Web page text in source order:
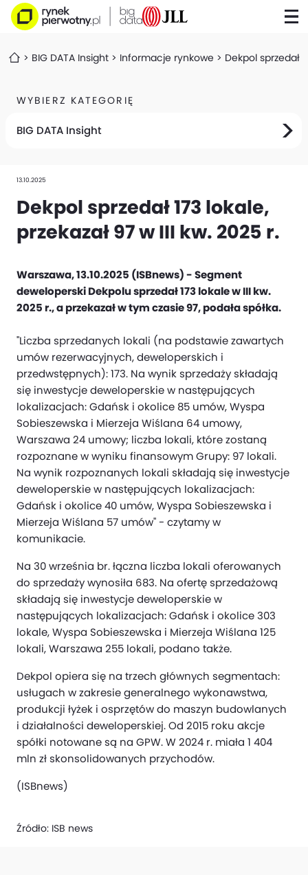
BIG DATA Insight Informacje rynkowe Dekpol sprzedał
WYBIERZ KATEGORIĘ
BIG DATA Insight
13.10.2025
Dekpol sprzedał 173 lokale,
przekazał 97 w III kw. 2025 r.
Warszawa, 13.10.2025 (ISBnews) - Segment
deweloperski Dekpolu sprzedał 173 lokale w III kw.
2025 r., a przekazał w tym czasie 97, podała spółka.
"Liczba sprzedanych lokali (na podstawie zawartych
umów rezerwacyjnych, deweloperskich i
przedwstępnych): 173. Na wynik sprzedaży składają
się inwestycje deweloperskie w następujących
lokalizacjach: Gdańsk i okolice 85 umów, Wyspa
Sobieszewska i Mierzeja Wiślana 64 umowy,
Warszawa 24 umowy; liczba lokali, które zostaną
rozpoznane w wyniku finansowym Grupy: 97 lokali.
Na wynik rozpoznanych lokali składają się inwestycje
deweloperskie w następujących lokalizacjach:
Gdańsk i okolice 40 umów, Wyspa Sobieszewska i
Mierzeja Wiślana 57 umów" - czytamy w
komunikacie.
Na 30 września br. łączna liczba lokali oferowanych
do sprzedaży wynosiła 683. Na ofertę sprzedażową
składają się inwestycje deweloperskie w
następujących lokalizacjach: Gdańsk i okolice 303
lokale, Wyspa Sobieszewska i Mierzeja Wiślana 125
lokali, Warszawa 255 lokali, podano także.
Dekpol opiera się na trzech głównych segmentach:
usługach w zakresie generalnego wykonawstwa,
produkcji łyżek i osprzętów do maszyn budowlanych
i działalności deweloperskiej. Od 2015 roku akcje
spółki notowane są na GPW. W 2024 r. miała 1 404
mln zł skonsolidowanych przychodów.
(ISBnews)
Źródło: ISB news